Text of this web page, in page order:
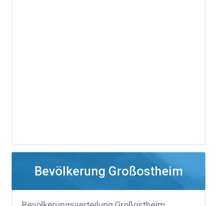
Bevölkerung Großostheim